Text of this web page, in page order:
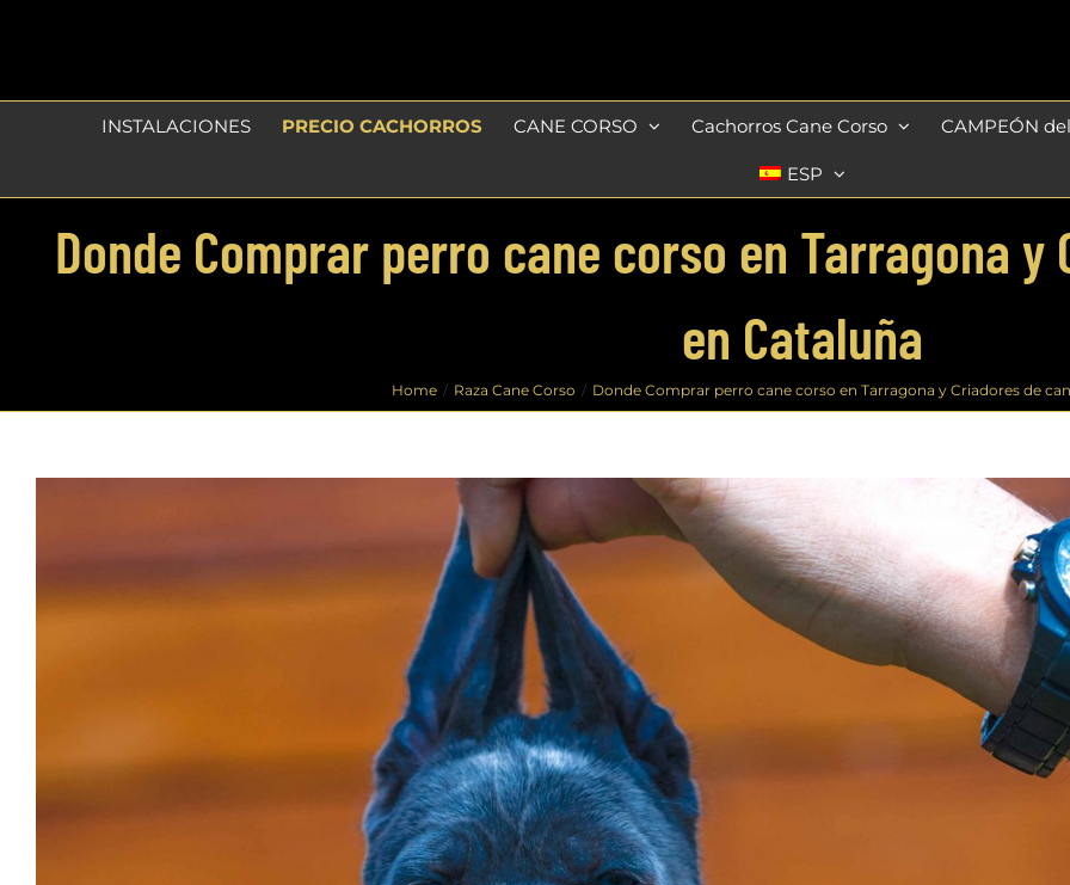
INSTALACIONES PRECIO CACHORROS CANE CORSO Cachorros Cane Corso CAMPEÓN
ESP
Donde Comprar perro cane corso en Tarragona
en Cataluña
Home Raza Cane Corso Donde Comprar perro cane corso en Tarragona y Criadores de